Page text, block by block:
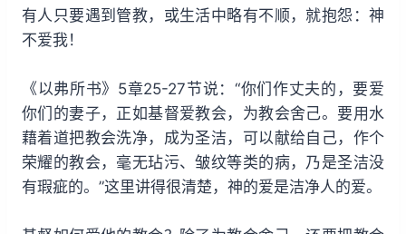
有人只要遇到管教，或生活中略有不顺，就抱怨：神
不爱我！
《以弗所书》5章25-27节说：“你们作丈夫的，要爱
你们的妻子，正如基督爱教会，为教会舍己。要用水
藉着道把教会洗净，成为圣洁，可以献给自己，作个
荣耀的教会，毫无玷污、皱纹等类的病，乃是圣洁没
有瑕疵的。”这里讲得很清楚，神的爱是洁净人的爱。